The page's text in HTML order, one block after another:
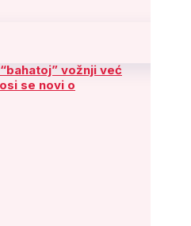
vožnji već
se novi o